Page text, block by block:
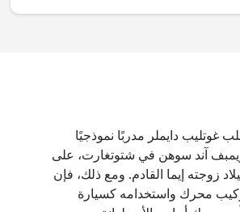
1886، طلب غوتليب دايملر مدربًا نموذجيًا
آند سوهن في شتوتغارت، على
زوجته إيما القادم. ومع ذلك، فإن
محرك واستخدامه كسيارة